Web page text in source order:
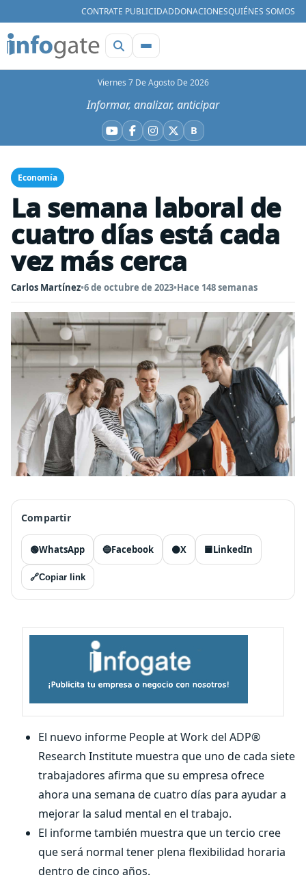
CONTRATE PUBLICIDADDONACIONESQUIÉNES SOMOS
Viernes 7 De Agosto De 2026
Informar, analizar, anticipar
YouTube
Facebook
Instagram
X BBluesky
Economía
La semana laboral de
cuatro días está cada
vez más cerca
Carlos Martínez•6 de octubre de 2023•Hace 148 semanas
Compartir
🟢WhatsApp 🔵Facebook ⚫X 🟦LinkedIn
🔗Copiar link
El nuevo informe People at Work del ADP®
Research Institute muestra que uno de cada siete
trabajadores afirma que su empresa ofrece
ahora una semana de cuatro días para ayudar a
mejorar la salud mental en el trabajo.
El informe también muestra que un tercio cree
que será normal tener plena flexibilidad horaria
dentro de cinco años.